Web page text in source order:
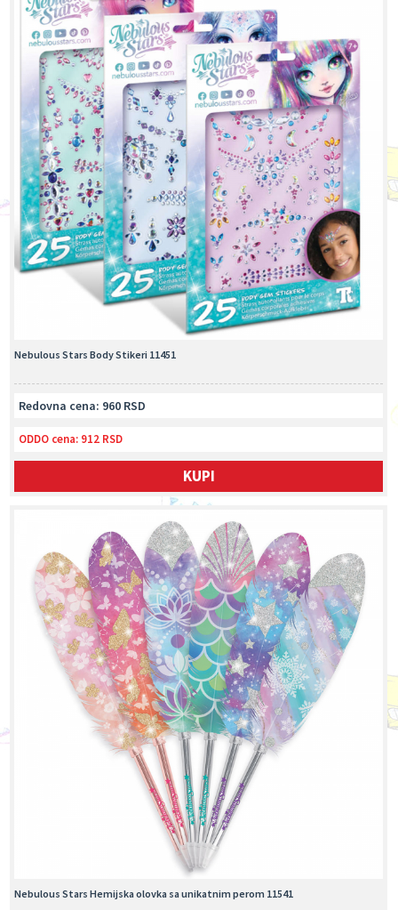
Nebulous Stars Body Stikeri 11451
Redovna cena: 960 RSD
ODDO cena: 912 RSD
KUPI
Nebulous Stars Hemijska olovka sa unikatnim perom 11541